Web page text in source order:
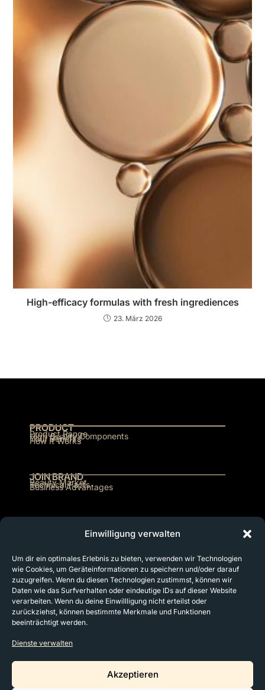
Einwilligung verwalten
Um dir ein optimales Erlebnis zu bieten, verwenden wir Technologien
wie Cookies, um Geräteinformationen zu speichern und/oder darauf
zuzugreifen. Wenn du diesen Technologien zustimmst, können wir
Daten wie das Surfverhalten oder eindeutige IDs auf dieser Website
verarbeiten. Wenn du deine Einwillligung nicht erteilst oder
zurückziehst, können bestimmte Merkmale und Funktionen
beeinträchtigt werden.
Dienste verwalten
Akzeptieren
High-efficacy formulas with fresh ingrediences
23. März 2026
PRODUCT
Product Range
High Quality Components
Your Benefits
How It Works
JOIN BRAND
Beauty Market
Technical Facts
Business Advantages
CONTACT
Meet Us In Person!